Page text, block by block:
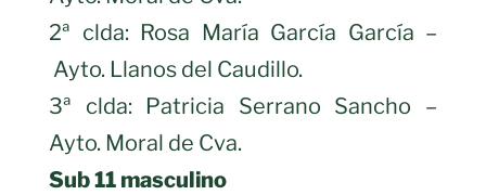
2ª clda: Rosa María García García –
Ayto. Llanos del Caudillo.
3ª clda: Patricia Serrano Sancho –
Ayto. Moral de Cva.
Sub 11 masculino